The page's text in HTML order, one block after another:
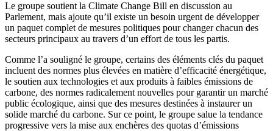
Le groupe soutient la Climate Change Bill en discussion au
Parlement, mais ajoute qu’il existe un besoin urgent de développer
un paquet complet de mesures politiques pour changer chacun des
secteurs principaux au travers d’un effort de tous les partis.
Comme l’a souligné le groupe, certains des éléments clés du paquet
incluent des normes plus élevées en matière d’efficacité énergétique,
le soutien aux technologies et aux produits à faibles émissions de
carbone, des normes radicalement nouvelles pour garantir un marché
public écologique, ainsi que des mesures destinées à instaurer un
solide marché du carbone. Sur ce point, le groupe salue la tendance
progressive vers la mise aux enchères des quotas d’émissions